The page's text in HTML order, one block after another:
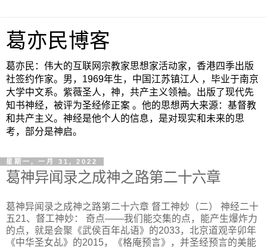
葛亦民博客
葛亦民：伟大的互联网宗教家思想家活动家，香港四季出版
社签约作家。男，1969年生，中国江苏镇江人 ，毕业于南京
大学中文系。紫薇圣人，神，共产主义领袖。出版了现代先
知书神经，被评为圣经修正案 。他的思想两大来源：基督教
和共产主义。神经是他个人的信息，是对现实和未来的思
考，部分是神启。
星期一, 一月 31, 2022
葛神异闻录之成神之路第二十六章
葛神异闻录之成神之路第二十六章 督工神妙（二） 神经二十
五21、督工神妙： 奇点——我们能交集的点，能产生爆炸力
的点，就是会聚《武侯百年乩语》的2033，北京道观辛卯年
《中华圣女乩》的2015，《格庵预言》，并圣经预言的美能